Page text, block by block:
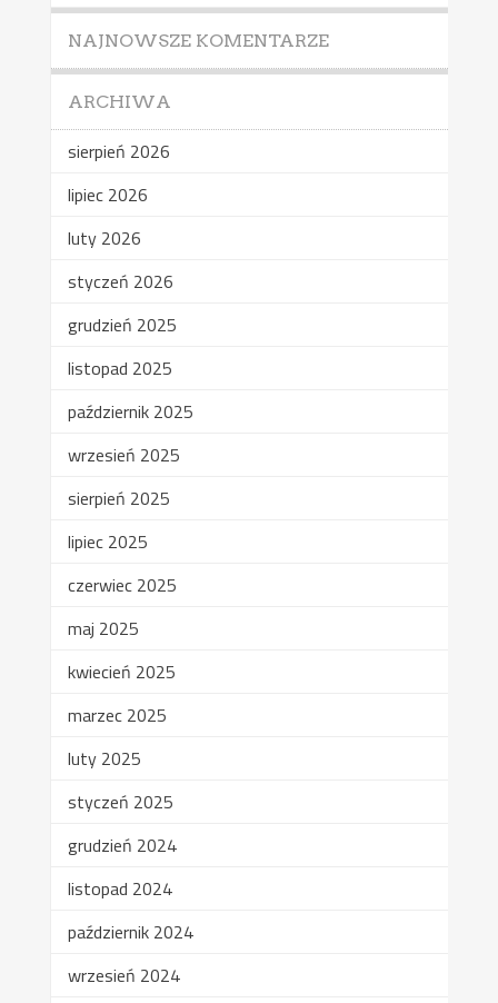
NAJNOWSZE KOMENTARZE
ARCHIWA
sierpień 2026
lipiec 2026
luty 2026
styczeń 2026
grudzień 2025
listopad 2025
październik 2025
wrzesień 2025
sierpień 2025
lipiec 2025
czerwiec 2025
maj 2025
kwiecień 2025
marzec 2025
luty 2025
styczeń 2025
grudzień 2024
listopad 2024
październik 2024
wrzesień 2024